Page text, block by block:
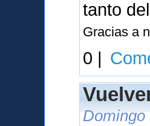
tanto
Gracias a
0 |
Domingo